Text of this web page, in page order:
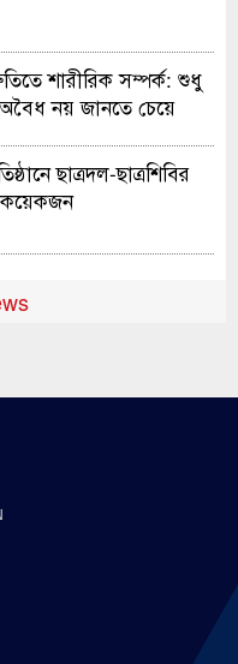
শারীরিক সম্পর্ক: শুধু
নয় জানতে চেয়ে
ছাত্রদল-ছাত্রশিবির
প্রজেক্টের উদ্যোগে ইস্ট
অনুষ্ঠিত হলো ওপেন
আমিরাতের ‘নীরব